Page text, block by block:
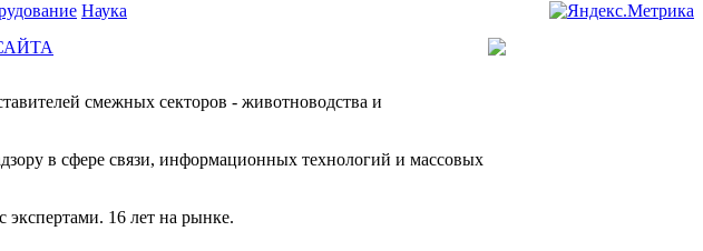
Наука
смежных секторов - животноводства и
в сфере связи, информационных технологий и массовых
16 лет на рынке.